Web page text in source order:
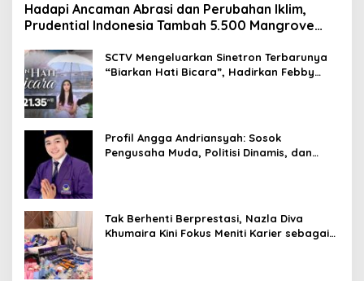
Hadapi Ancaman Abrasi dan Perubahan Iklim,
Prudential Indonesia Tambah 5.500 Mangrove
SCTV Mengeluarkan Sinetron Terbarunya
“Biarkan Hati Bicara”, Hadirkan Febby
Profil Angga Andriansyah: Sosok
Pengusaha Muda, Politisi Dinamis, dan
Tak Berhenti Berprestasi, Nazla Diva
Khumaira Kini Fokus Meniti Karier sebagai